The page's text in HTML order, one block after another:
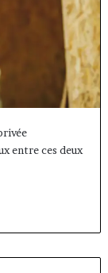
entre ces deux